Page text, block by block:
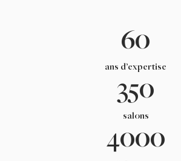
60
ans d’expertise
350
salons
4000